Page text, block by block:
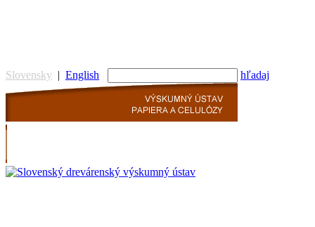
Slovensky | English hľadaj